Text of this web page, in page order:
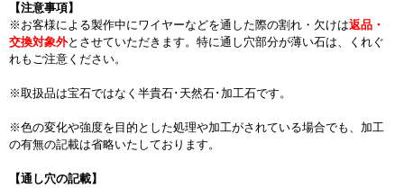
【注意事項】
※お客様による製作中にワイヤーなどを通した際の割れ・欠けは返品・
交換対象外とさせていただきます。特に通し穴部分が薄い石は、くれぐ
れもご注意ください。
※取扱品は宝石ではなく半貴石･天然石･加工石です。
※色の変化や強度を目的とした処理や加工がされている場合でも、加工
の有無の記載は省略いたしております。
【通し穴の記載】